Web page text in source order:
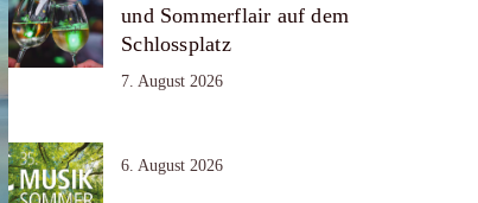
und Sommerflair auf dem
Schlossplatz
7. August 2026
6. August 2026